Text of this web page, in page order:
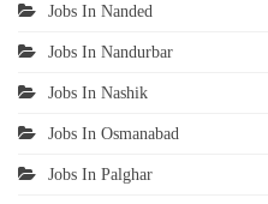
Jobs In Nanded
Jobs In Nandurbar
Jobs In Nashik
Jobs In Osmanabad
Jobs In Palghar